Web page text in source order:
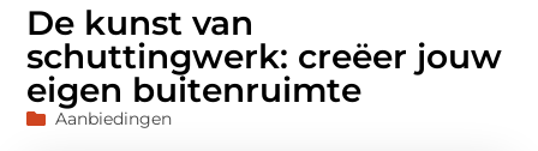
De kunst van
schuttingwerk: creëer jouw
eigen buitenruimte
Aanbiedingen